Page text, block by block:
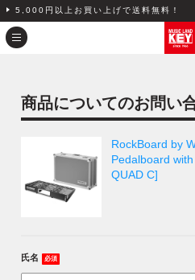
5,000円以上お買い上げで送料無料！
商品についてのお問い
RockBoard by
Pedalboard
QUAD C]
氏名 必須